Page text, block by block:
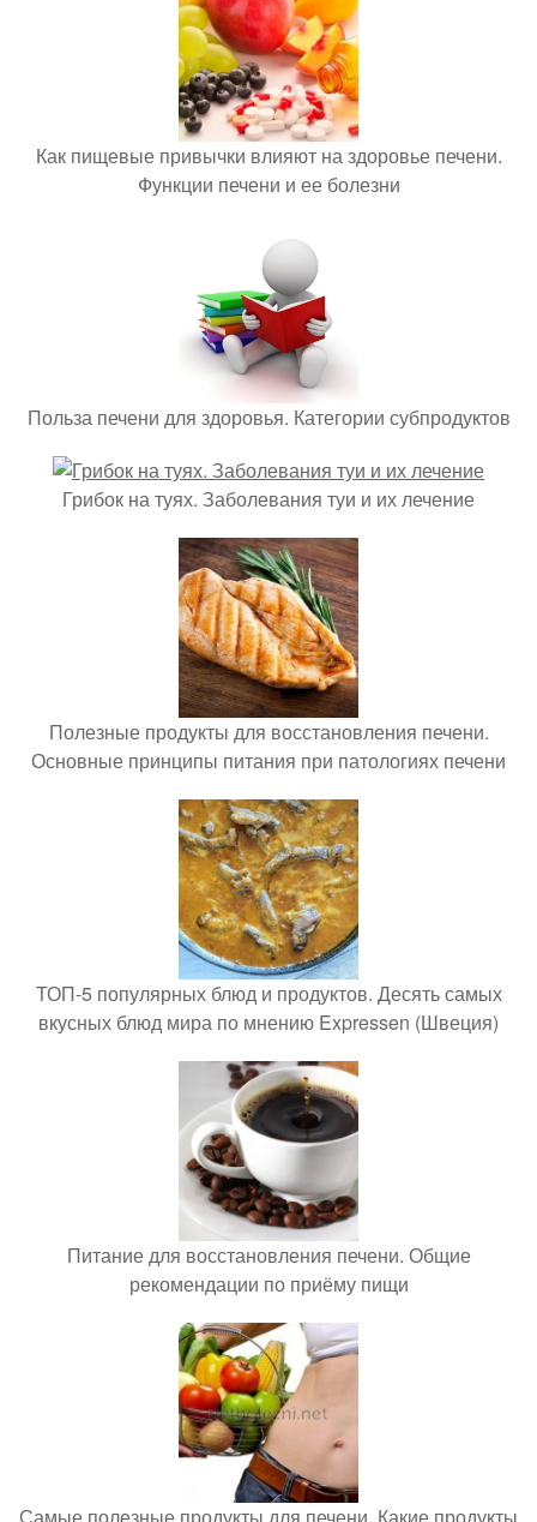
Как пищевые привычки влияют на здоровье печени.
Функции печени и ее болезни
Польза печени для здоровья. Категории субпродуктов
Грибок на туях. Заболевания туи и их лечение
Полезные продукты для восстановления печени.
Основные принципы питания при патологиях печени
ТОП-5 популярных блюд и продуктов. Десять самых
вкусных блюд мира по мнению Expressen (Швеция)
Питание для восстановления печени. Общие
рекомендации по приёму пищи
Самые полезные продукты для печени. Какие продукты